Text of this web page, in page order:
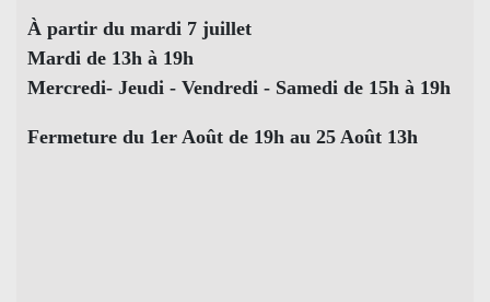
À partir du mardi 7 juillet
Mardi de 13h à 19h
Mercredi- Jeudi - Vendredi - Samedi de 15h à 19h
Fermeture du 1er Août de 19h au 25 Août 13h